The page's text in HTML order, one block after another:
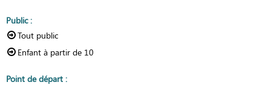
Public:
Tout public
Enfant à partir de 10
Point de départ :